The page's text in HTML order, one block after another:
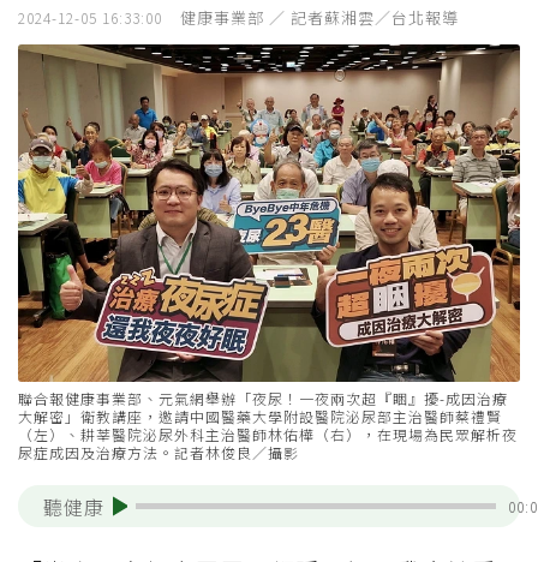
2024-12-05 16:33:00 健康事業部 ／ 記者蘇湘雲／台北報導
聯合報健康事業部、元氣網舉辦「夜尿！一夜兩次超『睏』擾-成因治療
大解密」衛教講座，邀請中國醫藥大學附設醫院泌尿部主治醫師蔡禮賢
（左）、耕莘醫院泌尿外科主治醫師林佑樺（右），在現場為民眾解析夜
尿症成因及治療方法。記者林俊良／攝影
聽健康